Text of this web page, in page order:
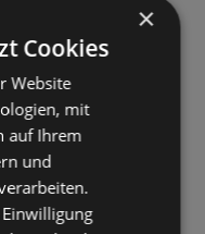
×
Cookies
Website
mit
auf Ihrem
und